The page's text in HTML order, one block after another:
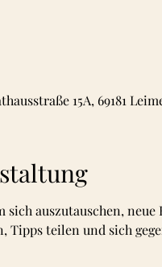
15A, 69181
sich auszutauschen,
Tipps teilen und sich